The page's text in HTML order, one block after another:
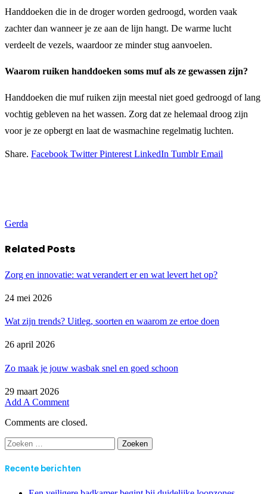
Handdoeken die in de droger worden gedroogd, worden vaak
zachter dan wanneer je ze aan de lijn hangt. De warme lucht
verdeelt de vezels, waardoor ze minder stug aanvoelen.
Waarom ruiken handdoeken soms muf als ze gewassen zijn?
Handdoeken die muf ruiken zijn meestal niet goed gedroogd of lang
vochtig gebleven na het wassen. Zorg dat ze helemaal droog zijn
voor je ze opbergt en laat de wasmachine regelmatig luchten.
Share. Facebook Twitter Pinterest LinkedIn Tumblr Email
Gerda
Related Posts
Zorg en innovatie: wat verandert er en wat levert het op?
24 mei 2026
Wat zijn trends? Uitleg, soorten en waarom ze ertoe doen
26 april 2026
Zo maak je jouw wasbak snel en goed schoon
29 maart 2026
Add A Comment
Comments are closed.
Zoeken
naar:
Recente berichten